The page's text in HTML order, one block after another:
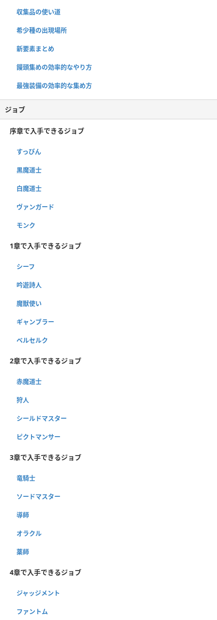
収集品の使い道
希少種の出現場所
新要素まとめ
饅頭集めの効率的なやり方
最強装備の効率的な集め方
ジョブ
序章で入手できるジョブ
すっぴん
黒魔道士
白魔道士
ヴァンガード
モンク
1章で入手できるジョブ
シーフ
吟遊詩人
魔獣使い
ギャンブラー
ベルセルク
2章で入手できるジョブ
赤魔道士
狩人
シールドマスター
ピクトマンサー
3章で入手できるジョブ
竜騎士
ソードマスター
導師
オラクル
薬師
4章で入手できるジョブ
ジャッジメント
ファントム